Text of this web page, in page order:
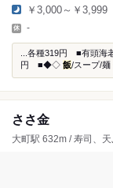
￥3,000～￥3,999
-
...各種319円 ■有頭海
円 ■◆◇ 飯/スープ/
ささ金
大町駅 632m / 寿司、